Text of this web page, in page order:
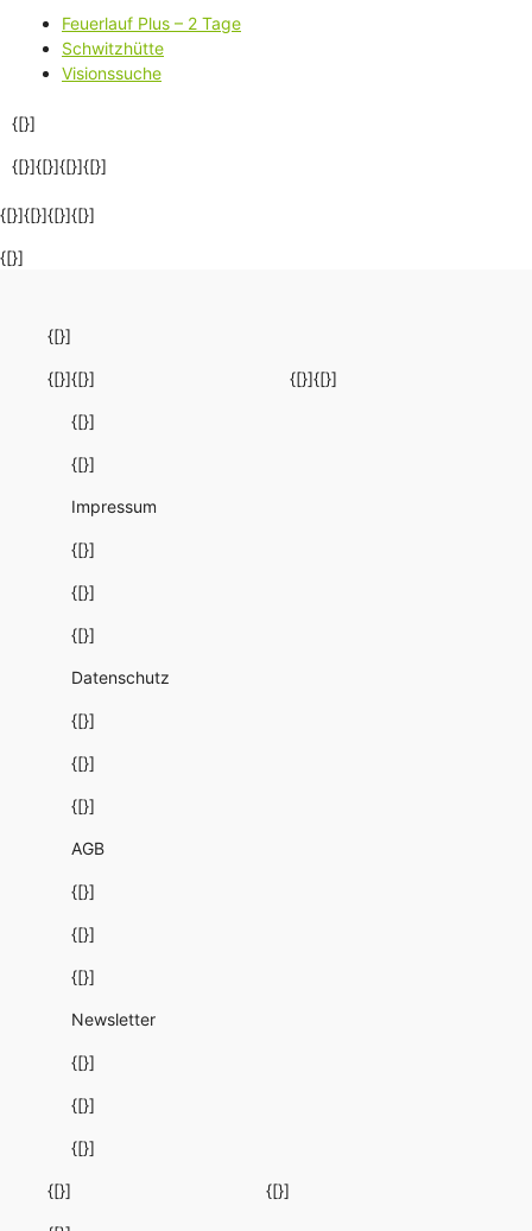
Feuerlauf Plus – 2 Tage
Schwitzhütte
Visionssuche
{[}]
{[}]{[}]{[}]{[}]
{[}]{[}]{[}]{[}]
{[}]
{[}]
{[}]{[}]
{[}]
{[}]
Impressum
{[}]
{[}]
{[}]
Datenschutz
{[}]
{[}]
{[}]
AGB
{[}]
{[}]
{[}]
Newsletter
{[}]
{[}]
{[}]
{[}]{[}]
{[}] {[}]